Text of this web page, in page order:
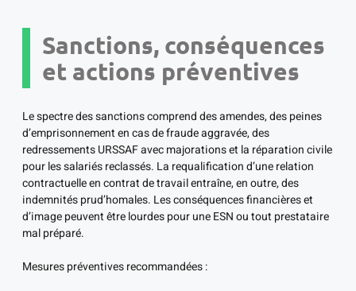
Sanctions, conséquences
et actions préventives
Le spectre des sanctions comprend des amendes, des peines
d’emprisonnement en cas de fraude aggravée, des
redressements URSSAF avec majorations et la réparation civile
pour les salariés reclassés. La requalification d’une relation
contractuelle en contrat de travail entraîne, en outre, des
indemnités prud’homales. Les conséquences financières et
d’image peuvent être lourdes pour une ESN ou tout prestataire
mal préparé.
Mesures préventives recommandées :